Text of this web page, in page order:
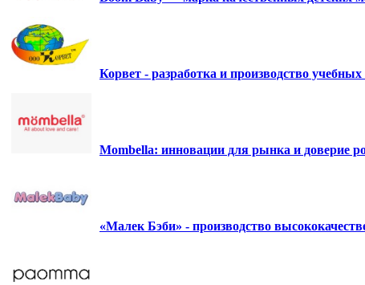
Корвет - разработка и производство
Mombella: инновации для рынка и доверие
«Малек Бэби» - производство